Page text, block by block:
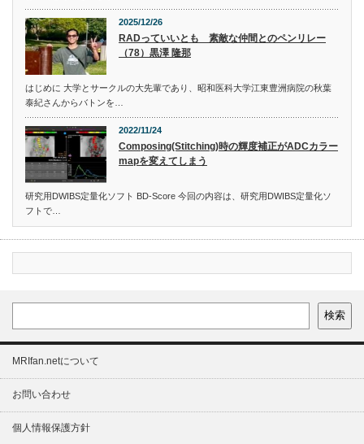
2025/12/26
RADっていいとも 素敵な仲間とのペンリレー
（78）黒澤 隆那
はじめに 大学とサークルの大先輩であり、昭和医科大学江東豊洲病院の秋葉
泰紀さんからバトンを…
2022/11/24
Composing(Stitching)時の輝度補正がADCカラー
mapを変えてしまう
研究用DWIBS定量化ソフト BD-Score 今回の内容は、研究用DWIBS定量化ソ
フトで…
検索
MRIfan.netについて
お問い合わせ
個人情報保護方針